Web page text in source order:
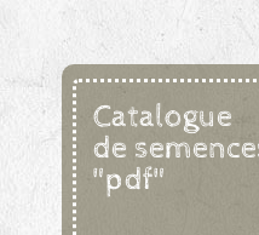
Catalogue
de
"pdf"